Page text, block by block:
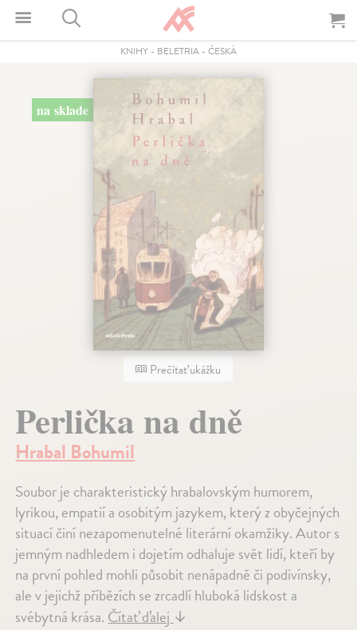
KNIHY - BELETRIA - ČESKÁ
na sklade
Prečítať ukážku
Perlička na dně
Hrabal Bohumil
Soubor je charakteristický hrabalovským humorem,
lyrikou, empatií a osobitým jazykem, který z obyčejných
situací činí nezapomenutelné literární okamžiky. Autor s
jemným nadhledem i dojetím odhaluje svět lidí, kteří by
na první pohled mohli působit nenápadně či podivínsky,
ale v jejichž příbězích se zrcadlí hluboká lidskost a
svébytná krása.Čítať ďalej↓